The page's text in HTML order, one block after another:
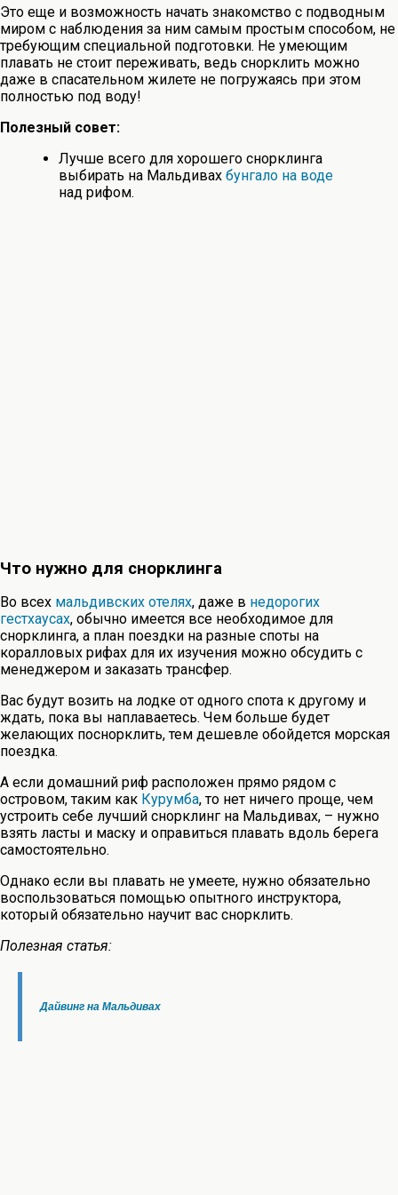
Это еще и возможность начать знакомство с подводным
миром с наблюдения за ним самым простым способом, не
требующим специальной подготовки. Не умеющим
плавать не стоит переживать, ведь снорклить можно
даже в спасательном жилете не погружаясь при этом
полностью под воду!
Полезный совет:
Лучше всего для хорошего снорклинга
выбирать на Мальдивах бунгало на воде
над рифом.
Что нужно для снорклинга
Во всех мальдивских отелях, даже в недорогих
гестхаусах, обычно имеется все необходимое для
снорклинга, а план поездки на разные споты на
коралловых рифах для их изучения можно обсудить с
менеджером и заказать трансфер.
Вас будут возить на лодке от одного спота к другому и
ждать, пока вы наплаваетесь. Чем больше будет
желающих поснорклить, тем дешевле обойдется морская
поездка.
А если домашний риф расположен прямо рядом с
островом, таким как Курумба, то нет ничего проще, чем
устроить себе лучший снорклинг на Мальдивах, – нужно
взять ласты и маску и оправиться плавать вдоль берега
самостоятельно.
Однако если вы плавать не умеете, нужно обязательно
воспользоваться помощью опытного инструктора,
который обязательно научит вас снорклить.
Полезная статья:
Дайвинг на Мальдивах